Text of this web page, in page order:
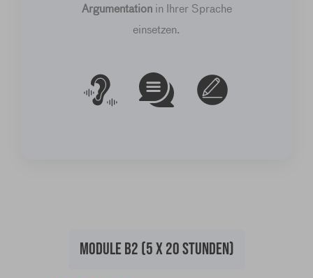
Argumentationin Ihrer Sprache
einsetzen.
MODULE B2 (5 X 20 STUNDEN)